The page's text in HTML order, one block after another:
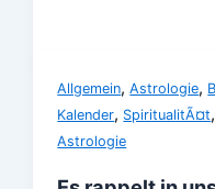
Allgemein,Astrologie,
Kalender, SpiritualitÃ¤t
Astrologie